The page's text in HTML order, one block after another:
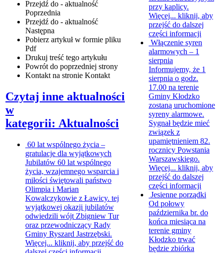
Przejdź do - aktualność
Poprzednia
Przejdź do - aktualność
Następna
Pobierz artykuł w formie pliku
Pdf
Drukuj treść tego artykułu
Powrót do poprzedniej strony
Kontakt na stronie Kontakt
Czytaj inne aktualności
w
kategorii: Aktualności
60 lat wspólnego życia –
gratulacje dla wyjątkowych
Jubilatów 60 lat wspólnego
życia, wzajemnego wsparcia i
miłości świętowali państwo
Olimpia i Marian
Kowalczykowie z Ławicy. tej
wyjątkowej okazji jubilatów
odwiedzili wójt Zbigniew Tur
oraz przewodniczący Rady
Gminy Ryszard Jastrzębski.
Więcej... kliknij, aby przejść do
przy kaplicy.
Więcej... kliknij, aby
przejść do dalszej
części informacji
Włączenie syren
alarmowych – 1
sierpnia
Informujemy, że 1
sierpnia o godz.
17.00 na terenie
Gminy Kłodzko
zostaną uruchomione
syreny alarmowe.
Sygnał będzie mieć
związek z
upamiętnieniem 82.
rocznicy Powstania
Warszawskiego.
Więcej... kliknij, aby
przejść do dalszej
części informacji
Jesienne porządki
Od połowy
października br. do
końca miesiąca na
terenie gminy
Kłodzko trwać
będzie zbiórka